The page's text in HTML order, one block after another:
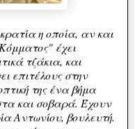
η οποία, αν και
έχει
τζάκια, και
επιτέλους στην
της ένα βήμα
και σοβαρά. Έχουν
Αντωνίου, βουλευτή.